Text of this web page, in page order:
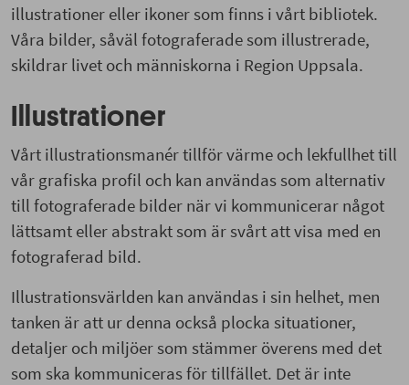
illustrationer eller ikoner som finns i vårt bibliotek.
Våra bilder, såväl fotograferade som illustrerade,
skildrar livet och människorna i Region Uppsala.
Illustrationer
Vårt illustrationsmanér tillför värme och lekfullhet till
vår grafiska profil och kan användas som alternativ
till fotograferade bilder när vi kommunicerar något
lättsamt eller abstrakt som är svårt att visa med en
fotograferad bild.
Illustrationsvärlden kan användas i sin helhet, men
tanken är att ur denna också plocka situationer,
detaljer och miljöer som stämmer överens med det
som ska kommuniceras för tillfället. Det är inte